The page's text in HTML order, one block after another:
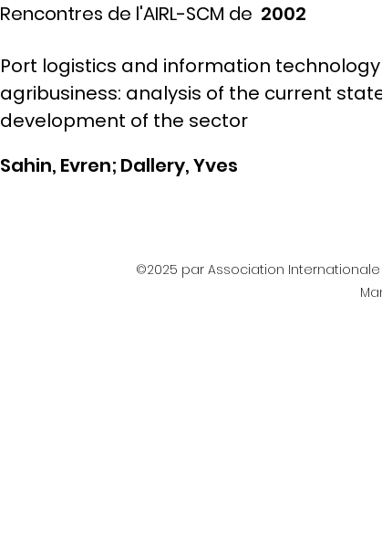
Rencontres de l'AIRL-SCM de 2002
Port logistics and information
agribusiness: analysis of the current
development of the sector
Sahin, Evren; Dallery, Yves
©2025 par Association